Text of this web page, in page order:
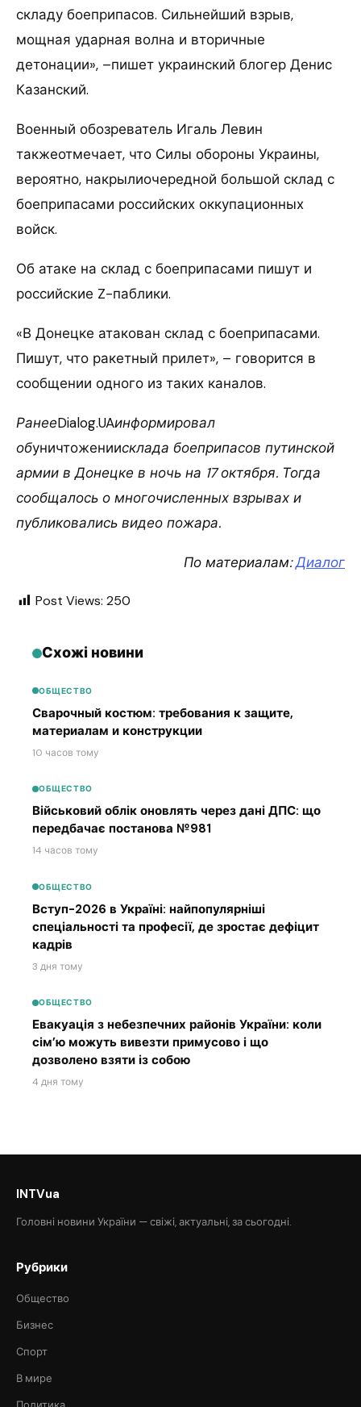
складу боеприпасов. Сильнейший взрыв,
мощная ударная волна и вторичные
детонации», –пишет украинский блогер Денис
Казанский.
Военный обозреватель Игаль Левин
такжеотмечает, что Силы обороны Украины,
вероятно, накрылиочередной большой склад с
боеприпасами российских оккупационных
войск.
Об атаке на склад с боеприпасами пишут и
российские Z-паблики.
«В Донецке атакован склад с боеприпасами.
Пишут, что ракетный прилет», – говорится в
сообщении одного из таких каналов.
РанееDialog.UAинформировал
обуничтожениисклада боеприпасов путинской
армии в Донецке в ночь на 17 октября. Тогда
сообщалось о многочисленных взрывах и
публиковались видео пожара.
По материалам:Диалог
Post Views: 250
Схожі новини
ОБЩЕСТВО
Сварочный костюм: требования к защите,
материалам и конструкции
10 часов тому
ОБЩЕСТВО
Військовий облік оновлять через дані ДПС: що
передбачає постанова №981
14 часов тому
ОБЩЕСТВО
Вступ-2026 в Україні: найпопулярніші
спеціальності та професії, де зростає дефіцит
кадрів
3 дня тому
ОБЩЕСТВО
Евакуація з небезпечних районів України: коли
сім’ю можуть вивезти примусово і що
дозволено взяти із собою
4 дня тому
INTVua
Головні новини України — свіжі, актуальні, за сьогодні.
Рубрики
Общество
Бизнес
Спорт
В мире